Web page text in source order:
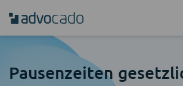
Pausenzeiten